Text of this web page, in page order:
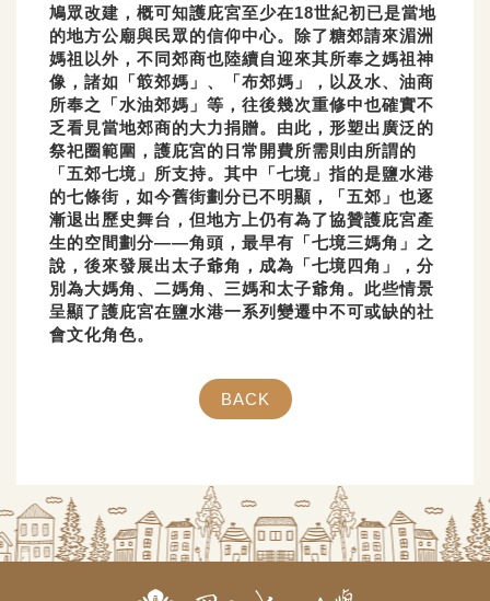
鳩眾改建，概可知護庇宮至少在18世紀初已是當地
的地方公廟與民眾的信仰中心。除了糖郊請來湄洲
媽祖以外，不同郊商也陸續自迎來其所奉之媽祖神
像，諸如「箃郊媽」、「布郊媽」，以及水、油商
所奉之「水油郊媽」等，往後幾次重修中也確實不
乏看見當地郊商的大力捐贈。由此，形塑出廣泛的
祭祀圈範圍，護庇宮的日常開費所需則由所謂的
「五郊七境」所支持。其中「七境」指的是鹽水港
的七條街，如今舊街劃分已不明顯，「五郊」也逐
漸退出歷史舞台，但地方上仍有為了協贊護庇宮產
生的空間劃分——角頭，最早有「七境三媽角」之
說，後來發展出太子爺角，成為「七境四角」，分
別為大媽角、二媽角、三媽和太子爺角。此些情景
呈顯了護庇宮在鹽水港一系列變遷中不可或缺的社
會文化角色。
BACK